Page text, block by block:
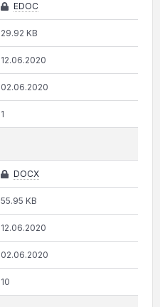
EDOC
29.92 KB
12.06.2020
02.06.2020
1
DOCX
55.95 KB
12.06.2020
02.06.2020
10